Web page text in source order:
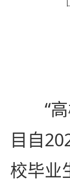
“
目自
校毕业